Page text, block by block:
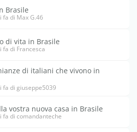
Brasile
fa di Max G.46
di vita in Brasile
fa di Francesca
di italiani che vivono in
fa di giuseppe5039
vostra nuova casa in Brasile
fa di comandanteche